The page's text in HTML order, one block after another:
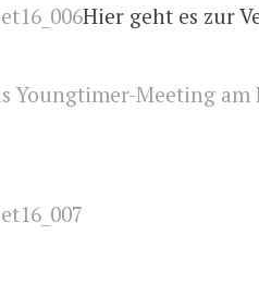
Hier geht es zur
Youngtimer-Meeting